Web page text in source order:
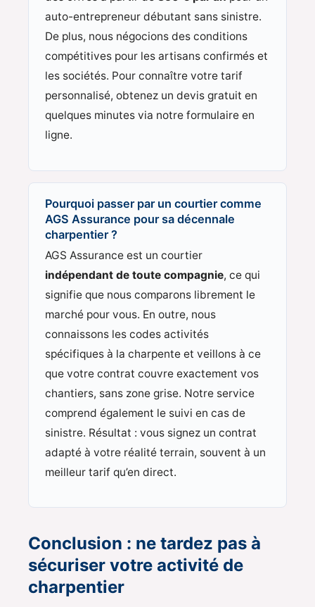
auto-entrepreneur débutant sans sinistre.
De plus, nous négocions des conditions
compétitives pour les artisans confirmés et
les sociétés. Pour connaître votre tarif
personnalisé, obtenez un devis gratuit en
quelques minutes via notre formulaire en
ligne.
Pourquoi passer par un courtier comme
AGS Assurance pour sa décennale
charpentier ?
AGS Assurance est un courtier
indépendant de toute compagnie, ce qui
signifie que nous comparons librement le
marché pour vous. En outre, nous
connaissons les codes activités
spécifiques à la charpente et veillons à ce
que votre contrat couvre exactement vos
chantiers, sans zone grise. Notre service
comprend également le suivi en cas de
sinistre. Résultat : vous signez un contrat
adapté à votre réalité terrain, souvent à un
meilleur tarif qu’en direct.
Conclusion : ne tardez pas à
sécuriser votre activité de
charpentier